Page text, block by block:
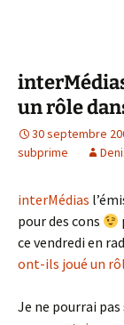
un rôle
30 septembre
subprime
interMédias
pour des cons
ce vendredi en
ont-ils joué un
Je ne pourrai pas